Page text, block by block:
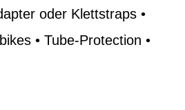
oder Klettstraps •
• Tube-Protection •